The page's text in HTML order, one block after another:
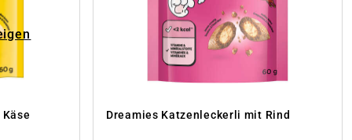
Dreamies Katzenleckerli mit Rind